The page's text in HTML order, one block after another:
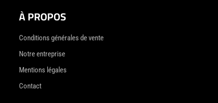
À PROPOS
Conditions générales de vente
Notre entreprise
Mentions légales
Contact